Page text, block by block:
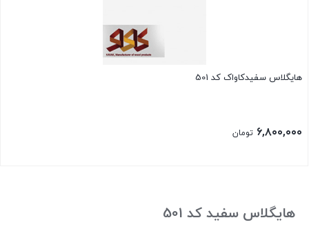
هایگلاس سفیدکاواک کد 501
۶,۸۰۰,۰۰۰ تومان
هایگلاس سفید کد 501